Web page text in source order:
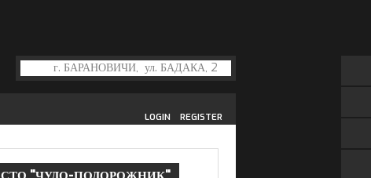
REGISTER
LOGIN